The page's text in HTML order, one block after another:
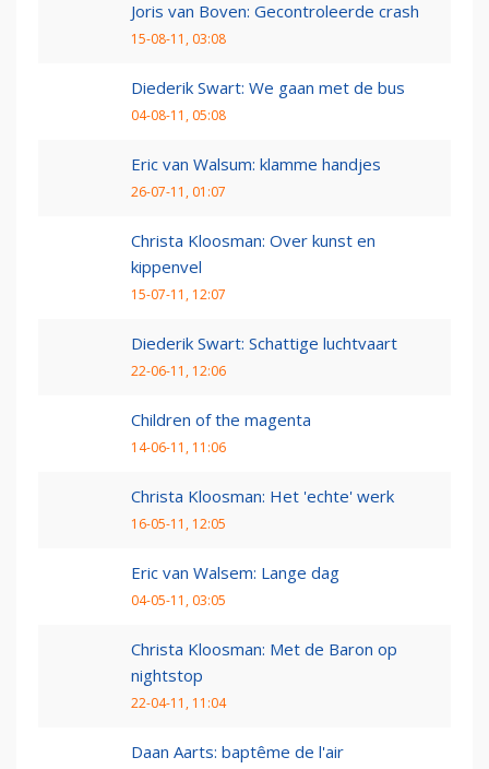
Joris van Boven: Gecontroleerde crash
15-08-11, 03:08
Diederik Swart: We gaan met de bus
04-08-11, 05:08
Eric van Walsum: klamme handjes
26-07-11, 01:07
Christa Kloosman: Over kunst en
kippenvel
15-07-11, 12:07
Diederik Swart: Schattige luchtvaart
22-06-11, 12:06
Children of the magenta
14-06-11, 11:06
Christa Kloosman: Het 'echte' werk
16-05-11, 12:05
Eric van Walsem: Lange dag
04-05-11, 03:05
Christa Kloosman: Met de Baron op
nightstop
22-04-11, 11:04
Daan Aarts: baptême de l'air